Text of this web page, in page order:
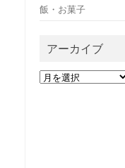
飯・お菓子
アーカイブ
ア